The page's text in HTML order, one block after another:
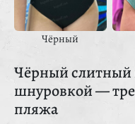
Чёрный
Чёрный слитный
шнуровкой —
пляжа